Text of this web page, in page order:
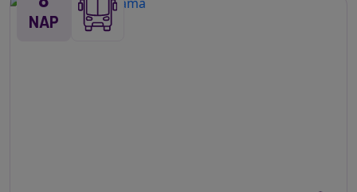
NAP